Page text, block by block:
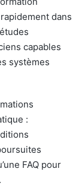
dans
capables
systèmes
:
FAQ pour